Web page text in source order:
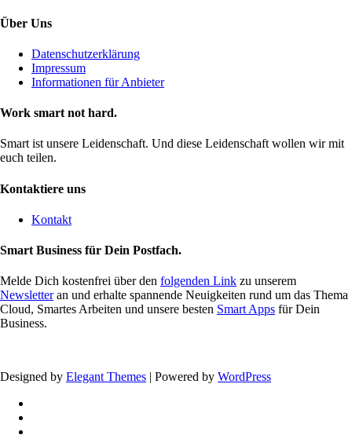
Über Uns
Datenschutzerklärung
Impressum
Informationen für Anbieter
Work smart not hard.
Smart ist unsere Leidenschaft. Und diese Leidenschaft wollen wir mit
euch teilen.
Kontaktiere uns
Kontakt
Smart Business für Dein Postfach.
Melde Dich kostenfrei über den folgenden Link zu unserem
Newsletteran und erhalte spannende Neuigkeiten rund um das Thema
Cloud, Smartes Arbeiten und unsere besten Smart Apps für Dein
Business.
Designed by Elegant Themes | Powered by WordPress